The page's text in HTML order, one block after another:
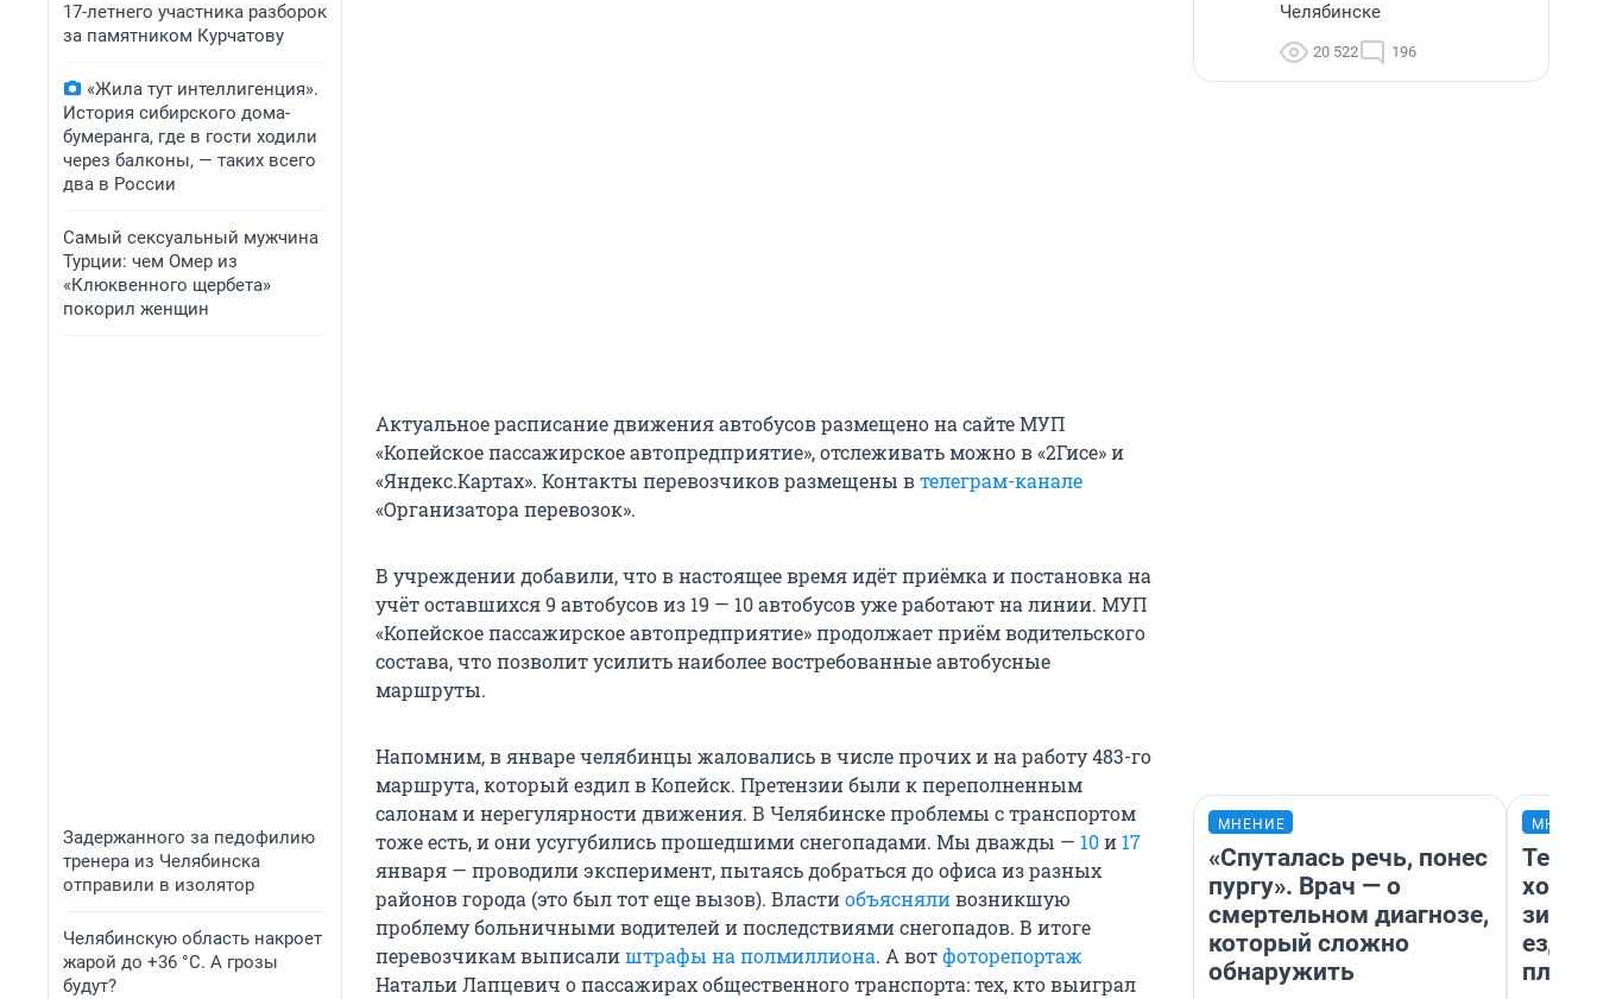
17-летнего участника разборок
за памятником Курчатову
«Жила тут интеллигенция».
История сибирского дома-
бумеранга, где в гости ходили
через балконы, — таких всего
два в России
Самый сексуальный мужчина
Турции: чем Омер из
«Клюквенного щербета»
покорил женщин
Задержанного за педофилию
тренера из Челябинска
отправили в изолятор
Челябинскую область накроет
жарой до +36 °C. А грозы
будут?
Актуальное расписание движения автобусов размещено на сайте МУП
«Копейское пассажирское автопредприятие», отслеживать можно в «2Гисе» и
«Яндекс.Картах». Контакты перевозчиков размещены втелеграм-канале
«Организатора перевозок».
В учреждении добавили, что в настоящее время идёт приёмка и постановка на
учёт оставшихся 9 автобусов из 19 — 10 автобусов уже работают на линии. МУП
«Копейское пассажирское автопредприятие» продолжает приём водительского
состава, что позволит усилить наиболее востребованные автобусные
маршруты.
Напомним, в январе челябинцы жаловались в числе прочих и на работу 483-го
маршрута, который ездил в Копейск. Претензии были к переполненным
салонам и нерегулярности движения. В Челябинске проблемы с транспортом
тоже есть, и они усугубились прошедшими снегопадами. Мы дважды — 10и 17
января — проводили эксперимент, пытаясь добраться до офиса из разных
районов города (это был тот еще вызов). Властиобъясняливозникшую
проблему больничными водителей и последствиями снегопадов. В итоге
перевозчикам выписалиштрафы на полмиллиона. А вотфоторепортаж
Натальи Лапцевич о пассажирах общественного транспорта: тех, кто выиграл
Челябинске
20 522 196
МНЕНИЕ
«Спуталась речь, понес
пургу». Врач — о
смертельном диагнозе,
который сложно
обнаружить
ездит